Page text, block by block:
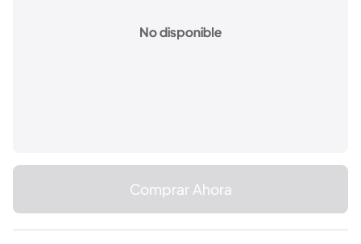
No disponible
Comprar Ahora